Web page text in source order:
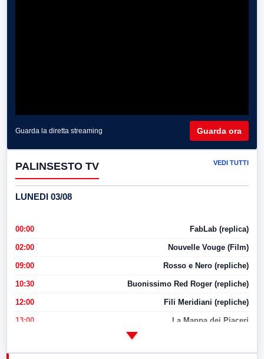
Guarda la diretta streaming Guarda ora
PALINSESTO TV VEDI TUTTI
LUNEDI 03/08
00:00 FabLab (replica)
02:00 Nouvelle Vouge (Film)
09:00 Rosso e Nero (repliche)
10:30 Buonissimo Red Roger (repliche)
12:00 Fili Meridiani (repliche)
13:00 La Mappa dei Piaceri